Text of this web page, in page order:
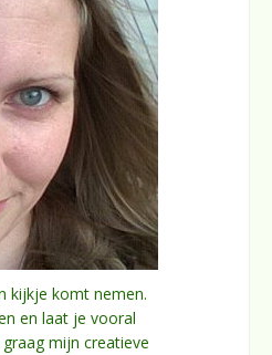
kijkje komt nemen.
en laat je vooral
mijn creatieve